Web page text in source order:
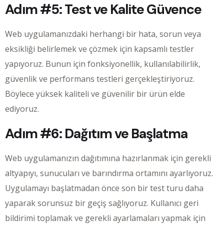
Adım #5: Test ve Kalite Güvence
Web uygulamanızdaki herhangi bir hata, sorun veya
eksikliği belirlemek ve çözmek için kapsamlı testler
yapıyoruz. Bunun için fonksiyonellik, kullanılabilirlik,
güvenlik ve performans testleri gerçekleştiriyoruz.
Böylece yüksek kaliteli ve güvenilir bir ürün elde
ediyoruz.
Adım #6: Dağıtım ve Başlatma
Web uygulamanızın dağıtımına hazırlanmak için gerekli
altyapıyı, sunucuları ve barındırma ortamını ayarlıyoruz.
Uygulamayı başlatmadan önce son bir test turu daha
yaparak sorunsuz bir geçiş sağlıyoruz. Kullanıcı geri
bildirimi toplamak ve gerekli ayarlamaları yapmak için